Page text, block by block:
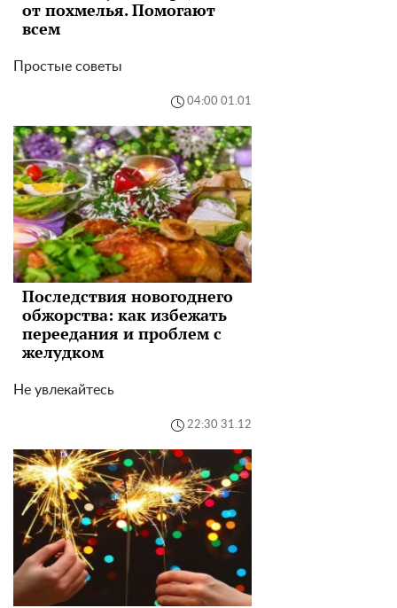
от похмелья. Помогают
всем
Простые советы
04:00 01.01
Последствия новогоднего
обжорства: как избежать
переедания и проблем с
желудком
Не увлекайтесь
22:30 31.12